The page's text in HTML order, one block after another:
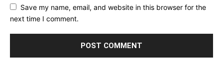
Save my name, email, and website in this browser for the
next time I comment.